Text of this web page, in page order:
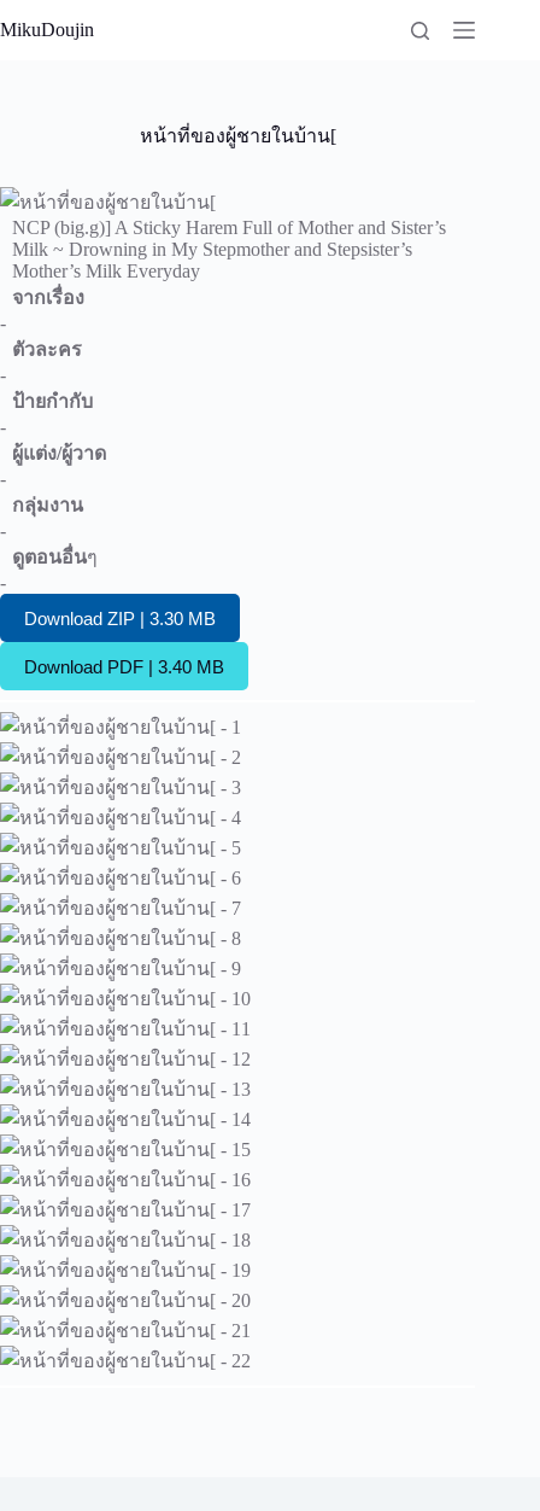
to
MikuDoujin
หน้าที่ของผู้ชายในบ้าน[
NCP (big.g)] A Sticky Harem Full of Mother and Sister’s
Milk ~ Drowning in My Stepmother and Stepsister’s
Mother’s Milk Everyday
จากเรื่อง
-
ตัวละคร
-
ป้ายกำกับ
-
ผู้แต่ง/ผู้วาด
-
กลุ่มงาน
-
ดูตอนอื่นๆ
-
Download ZIP | 3.30 MB
Download PDF | 3.40 MB